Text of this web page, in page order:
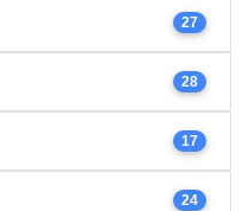
27
28
17
24